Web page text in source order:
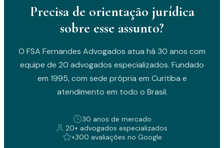
Precisa de orientação jurídica
sobre esse assunto?
O FSA Fernandes Advogados atua há 30 anos com
equipe de 20 advogados especializados. Fundado
em 1995, com sede própria em Curitiba e
atendimento em todo o Brasil.
30 anos de mercado
20+ advogados especializados
+300 avaliações no Google